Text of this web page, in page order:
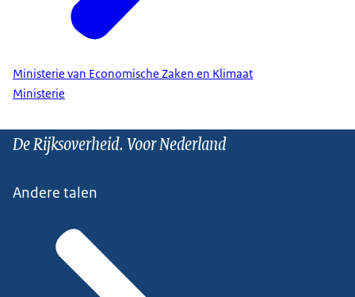
Ministerie van Economische Zaken en Klimaat
Ministerie
De Rijksoverheid. Voor Nederland
Andere talen